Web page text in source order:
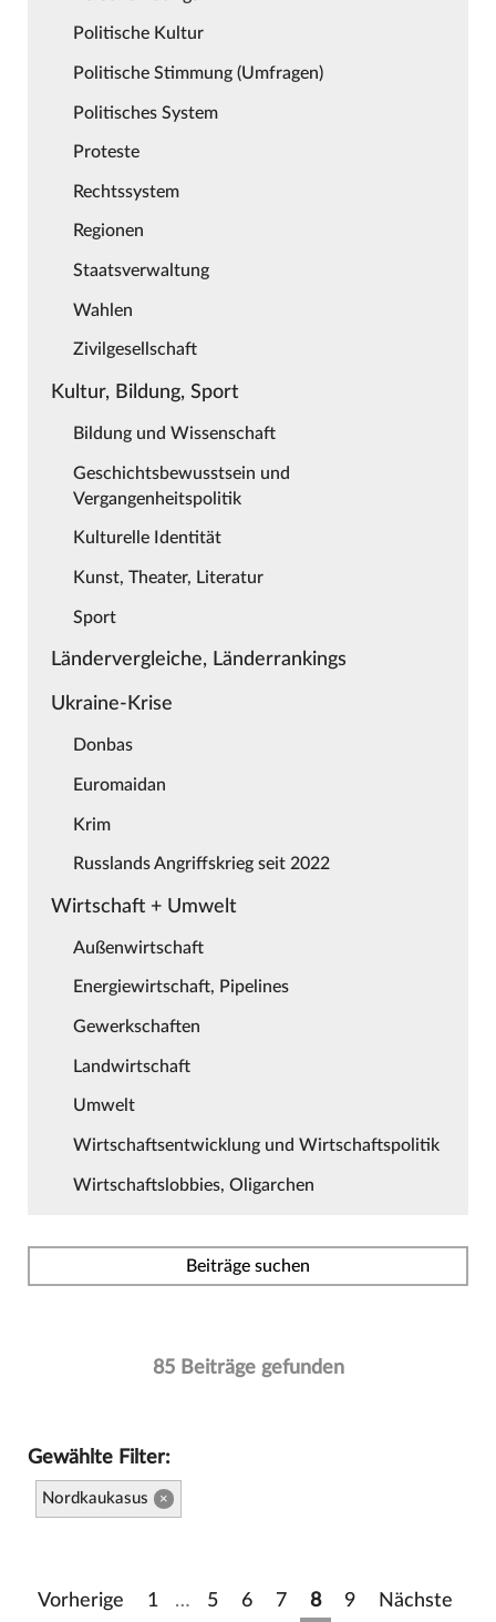
Politische Kultur
Politische Stimmung (Umfragen)
Politisches System
Proteste
Rechtssystem
Regionen
Staatsverwaltung
Wahlen
Zivilgesellschaft
Kultur, Bildung, Sport
Bildung und Wissenschaft
Geschichtsbewusstsein und
Vergangenheitspolitik
Kulturelle Identität
Kunst, Theater, Literatur
Sport
Ländervergleiche, Länderrankings
Ukraine-Krise
Donbas
Euromaidan
Krim
Russlands Angriffskrieg seit 2022
Wirtschaft + Umwelt
Außenwirtschaft
Energiewirtschaft, Pipelines
Gewerkschaften
Landwirtschaft
Umwelt
Wirtschaftsentwicklung und Wirtschaftspolitik
Wirtschaftslobbies, Oligarchen
Beiträge suchen
85 Beiträge gefunden
Gewählte Filter:
Nordkaukasus ×
Vorherige 1 … 5 6 7 8 9 Nächste